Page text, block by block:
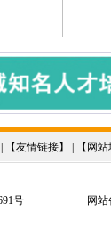
【友情链接】 | 【 网站
号 网